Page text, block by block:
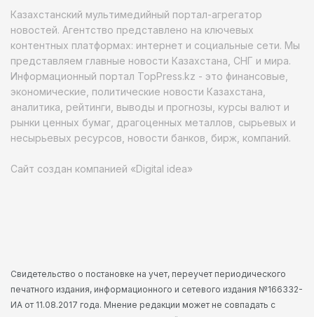
Казахстанский мультимедийный портал-агрегатор
новостей. Агентство представлено на ключевых
контентных платформах: интернет и социальные сети. Мы
представляем главные новости Казахстана, СНГ и мира.
Информационный портал TopPress.kz - это финансовые,
экономические, политические новости Казахстана,
аналитика, рейтинги, выводы и прогнозы, курсы валют и
рынки ценных бумаг, драгоценных металлов, сырьевых и
несырьевых ресурсов, новости банков, бирж, компаний.
Сайт создан компанией «Digital idea»
Свидетельство о постановке на учет, переучет периодического
печатного издания, информационного и сетевого издания №166332-
ИА от 11.08.2017 года. Мнение редакции может не совпадать с